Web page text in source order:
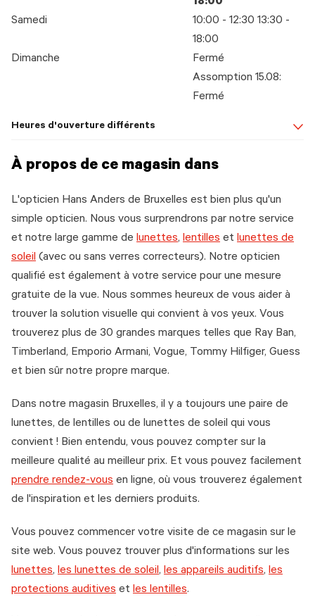
Samedi
10:00 - 12:30 13:30 -
18:00
Dimanche
Fermé
Assomption 15.08:
Fermé
Heures d'ouverture différents
À propos de ce magasin dans
L'opticien Hans Anders de Bruxelles est bien plus qu'un
simple opticien. Nous vous surprendrons par notre service
et notre large gamme de lunettes, lentilles et lunettes de
soleil (avec ou sans verres correcteurs). Notre opticien
qualifié est également à votre service pour une mesure
gratuite de la vue. Nous sommes heureux de vous aider à
trouver la solution visuelle qui convient à vos yeux. Vous
trouverez plus de 30 grandes marques telles que Ray Ban,
Timberland, Emporio Armani, Vogue, Tommy Hilfiger, Guess
et bien sûr notre propre marque.
Dans notre magasin Bruxelles, il y a toujours une paire de
lunettes, de lentilles ou de lunettes de soleil qui vous
convient ! Bien entendu, vous pouvez compter sur la
meilleure qualité au meilleur prix. Et vous pouvez facilement
prendre rendez-vous en ligne, où vous trouverez également
de l'inspiration et les derniers produits.
Vous pouvez commencer votre visite de ce magasin sur le
site web. Vous pouvez trouver plus d'informations sur les
lunettes, les lunettes de soleil, les appareils auditifs, les
protections auditives et les lentilles.